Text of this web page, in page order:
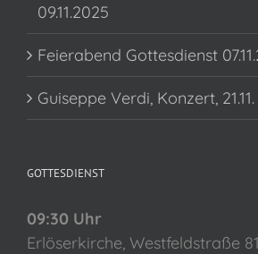
09.11.2025
Feierabend Gottesdienst
Guiseppe Verdi, Konzert,
GOTTESDIENST
09:30 Uhr
Erlöserkirche, Westfeldstraße 81